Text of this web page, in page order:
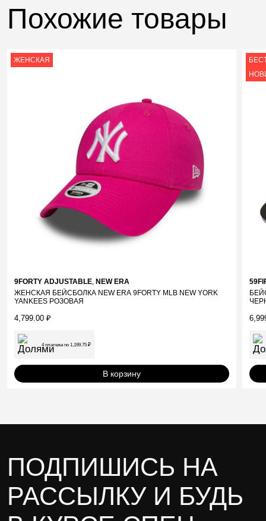
Похожие товары
ЖЕНСКАЯ
9FORTY ADJUSTABLE, NEW ERA
ЖЕНСКАЯ БЕЙСБОЛКА NEW ERA 9FORTY MLB NEW YORK
YANKEES РОЗОВАЯ
4,799.00 ₽
4 платежа по 1,199.75 ₽
В корзину
ПОДПИШИСЬ НА
РАССЫЛКУ И БУДЬ